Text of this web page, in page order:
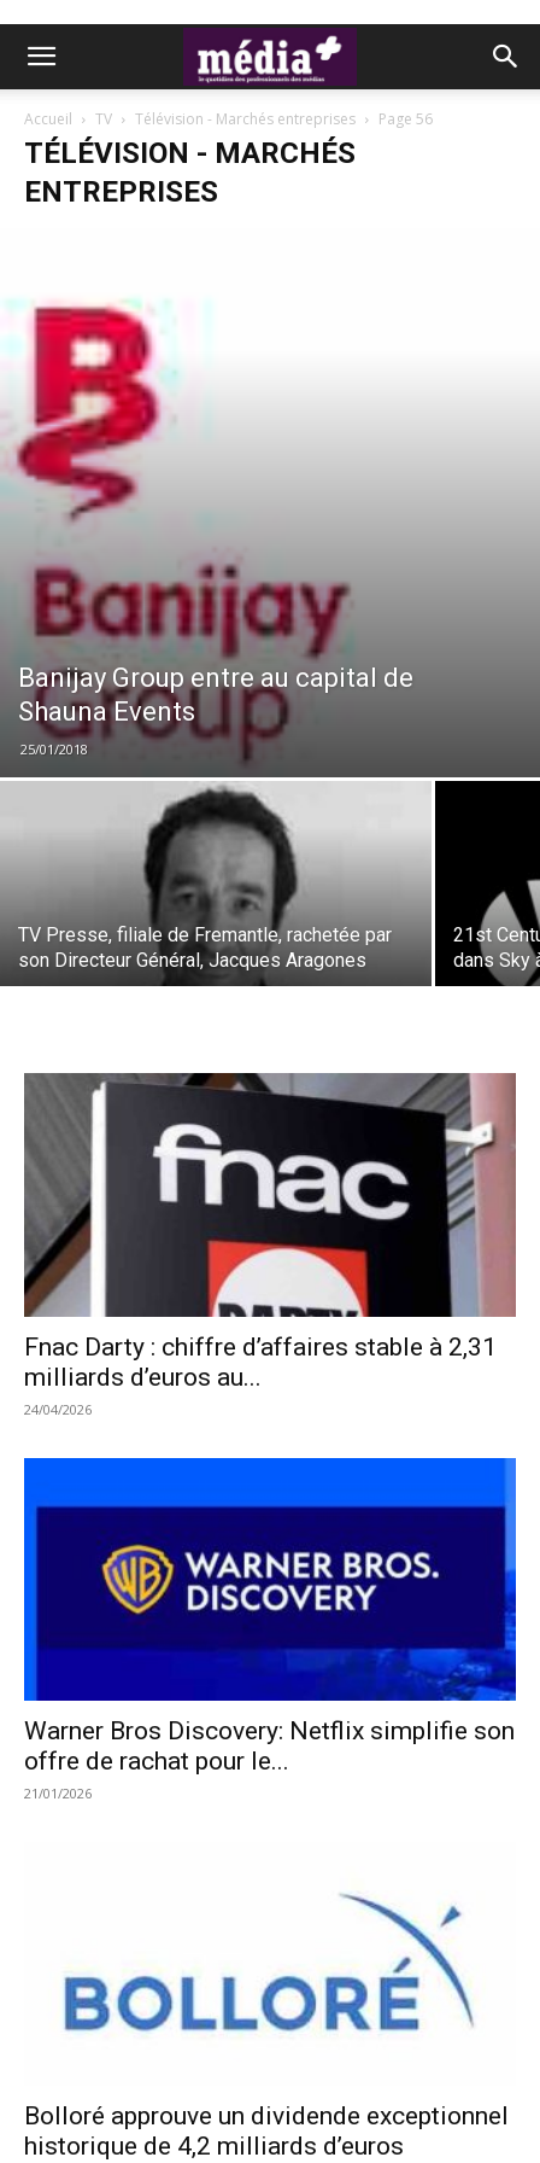
Accueil TV Télévision - Marchés entreprises Page 56
TÉLÉVISION - MARCHÉS
ENTREPRISES
Banijay Group entre au capital de
Shauna Events
25/01/2018
TV Presse, filiale de Fremantle, rachetée par
son Directeur Général, Jacques Aragones
21st
dans Sky
Fnac Darty : chiffre d’affaires stable à 2,31
milliards d’euros au...
24/04/2026
Warner Bros Discovery: Netflix simplifie son
offre de rachat pour le...
21/01/2026
Bolloré approuve un dividende exceptionnel
historique de 4,2 milliards d’euros